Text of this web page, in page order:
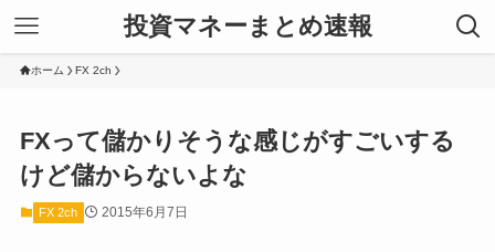
投資マネーまとめ速報
ホーム FX 2ch
FXって儲かりそうな感じがすごいする
けど儲からないよな
FX 2ch 2015年6月7日